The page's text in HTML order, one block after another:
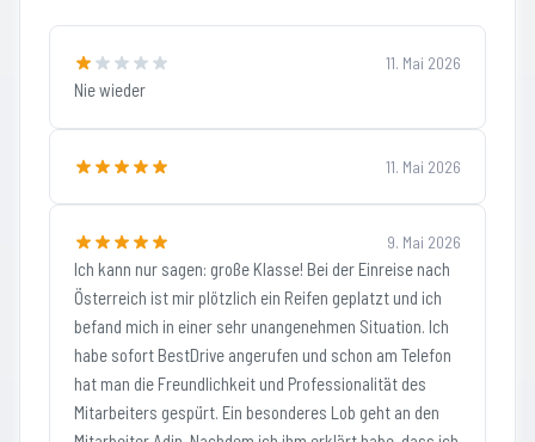
11. Mai 2026
Nie wieder
11. Mai 2026
9. Mai 2026
Ich kann nur sagen: große Klasse! Bei der Einreise nach
Österreich ist mir plötzlich ein Reifen geplatzt und ich
befand mich in einer sehr unangenehmen Situation. Ich
habe sofort BestDrive angerufen und schon am Telefon
hat man die Freundlichkeit und Professionalität des
Mitarbeiters gespürt. Ein besonderes Lob geht an den